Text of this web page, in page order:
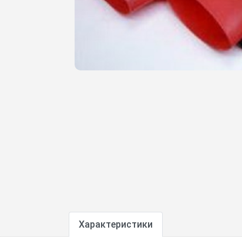
Характеристики